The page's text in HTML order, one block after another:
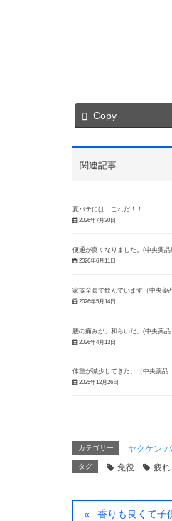
Copy
関連記事
夏バテには これだ！！
2026年7月30日
便通が良くなりました。(中央薬品
2026年6月11日
家族全員で飲んでいます（中央薬
2026年5月14日
腰の痛みが、和らいだ。(中央薬
2026年4月13日
体重が減少してきた。（中央薬
2025年12月26日
カテゴリー ヤクケン
タグ 免役 疲れ
香りも良くて子